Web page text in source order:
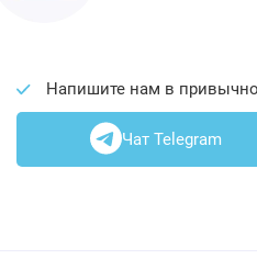
Напишите нам в
Чат Telegram